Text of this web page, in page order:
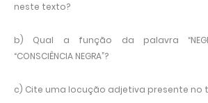
neste texto?
b) Qual a função da palavra
“CONSCIÊNCIA NEGRA”?
c) Cite uma locução adjetiva presente no